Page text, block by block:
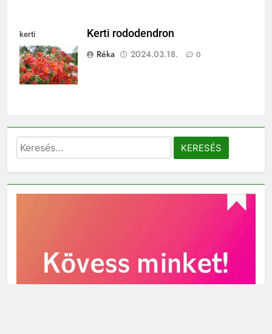
kerti
rododendron
Kerti rododendron
Réka
2024.03.18. 0
Keresés: